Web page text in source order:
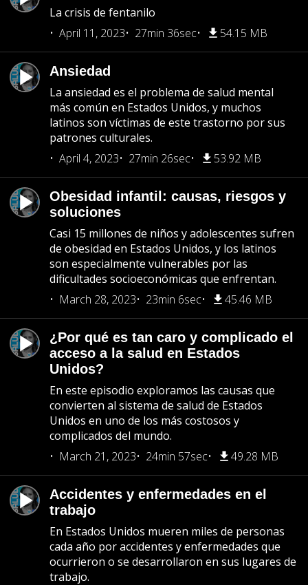
La crisis de fentanilo
April 11, 2023
27min 36sec 54.15 MB
Ansiedad
La ansiedad es el problema de salud mental
más común en Estados Unidos, y muchos
latinos son víctimas de este trastorno por sus
patrones culturales.
April 4, 2023
27min 26sec 53.92 MB
Obesidad infantil: causas, riesgos y
soluciones
Casi 15 millones de niños y adolescentes sufren
de obesidad en Estados Unidos, y los latinos
son especialmente vulnerables por las
dificultades socioeconómicas que enfrentan.
March 28, 2023
23min 6sec 45.46 MB
¿Por qué es tan caro y complicado el
acceso a la salud en Estados
Unidos?
En este episodio exploramos las causas que
convierten al sistema de salud de Estados
Unidos en uno de los más costosos y
complicados del mundo.
March 21, 2023
24min 57sec 49.28 MB
Accidentes y enfermedades en el
trabajo
En Estados Unidos mueren miles de personas
cada año por accidentes y enfermedades que
ocurrieron o se desarrollaron en sus lugares de
trabajo.